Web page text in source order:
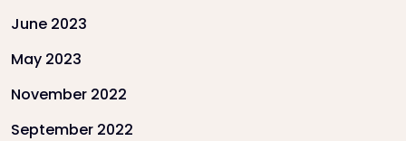
June 2023
May 2023
November 2022
September 2022